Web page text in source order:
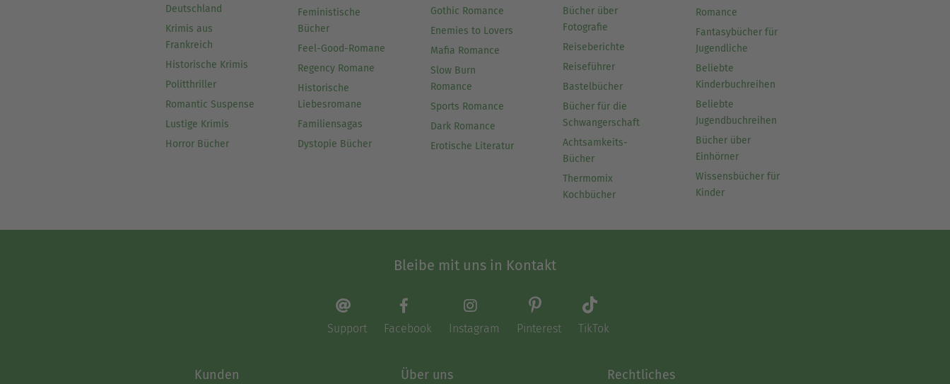
Deutschland
Krimis aus
Frankreich
Historische Krimis
Politthriller
Romantic Suspense
Lustige Krimis
Horror Bücher
Feministische
Bücher
Feel-Good-Romane
Regency Romane
Historische
Liebesromane
Familiensagas
Dystopie Bücher
Gothic Romance
Enemies to Lovers
Mafia Romance
Slow Burn
Romance
Sports Romance
Dark Romance
Erotische Literatur
Bücher über
Fotografie
Reiseberichte
Reiseführer
Bastelbücher
Bücher für die
Schwangerschaft
Achtsamkeits-
Bücher
Thermomix
Kochbücher
Romance
Fantasybücher für
Jugendliche
Beliebte
Kinderbuchreihen
Beliebte
Jugendbuchreihen
Bücher über
Einhörner
Wissensbücher für
Kinder
Bleibe mit uns in Kontakt
Support Facebook Instagram Pinterest TikTok
Kunden Über uns Rechtliches